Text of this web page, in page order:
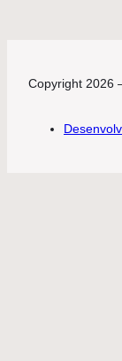
Copyright 2026